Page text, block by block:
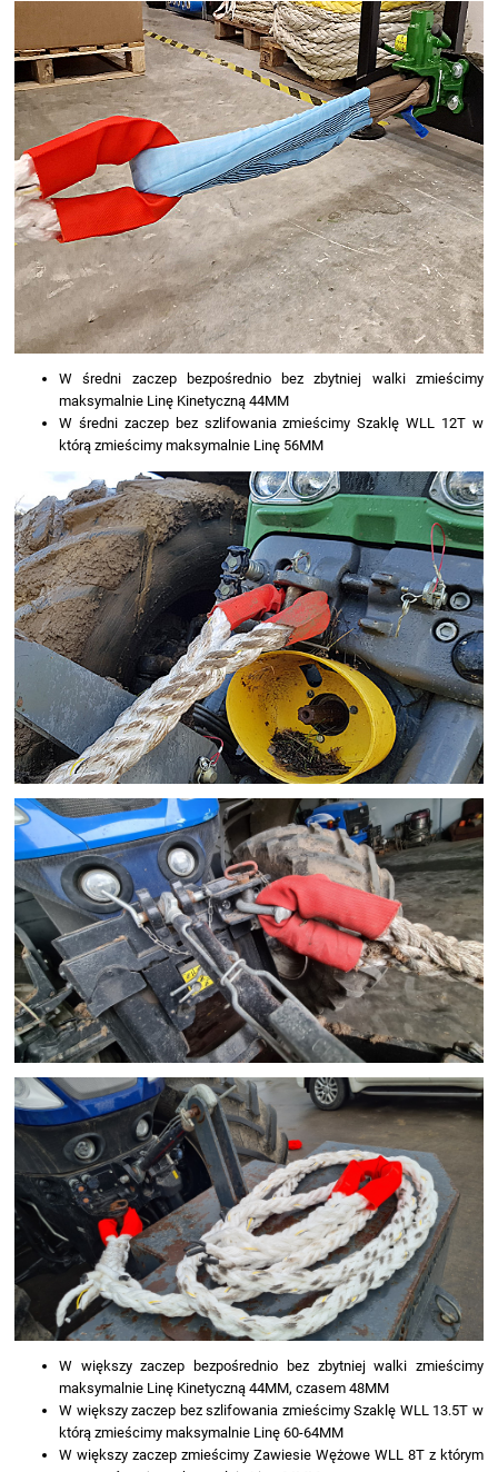
W średni zaczep bezpośrednio bez zbytniej walki zmieścimy
maksymalnie Linę Kinetyczną 44MM
W średni zaczep bez szlifowania zmieścimy Szaklę WLL 12T w
którą zmieścimy maksymalnie Linę 56MM
W większy zaczep bezpośrednio bez zbytniej walki zmieścimy
maksymalnie Linę Kinetyczną 44MM, czasem 48MM
W większy zaczep bez szlifowania zmieścimy Szaklę WLL 13.5T w
którą zmieścimy maksymalnie Linę 60-64MM
W większy zaczep zmieścimy Zawiesie Wężowe WLL 8T z którym